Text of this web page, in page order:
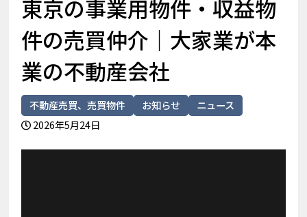
東京の事業用物件・収益物
件の売買仲介｜大家業が本
業の不動産会社
不動産売買、売買物件 お知らせ
ニュース
2026年5月24日